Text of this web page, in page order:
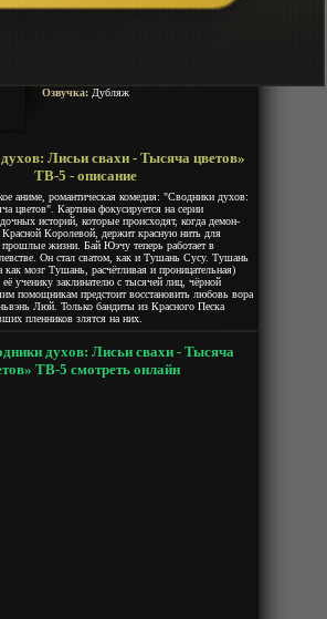
Озвучка: Дубляж
Лисьи свахи - Тысяча цветов»
ТВ-5 - описание
аниме, романтическая комедия: "Сводники духов:
цветов". Картина фокусируется на серии
историй, которые происходят, когда демон-
Королевой, держит красную нить для
жизни. Бай Юэчу теперь работает в
Он стал сватом, как и Тушань Сусу. Тушань
как мозг Тушань, расчётливая и проницательная)
ученику заклинателю с тысячей лиц, чёрной
помощникам предстоит восстановить любовь вора
Люй. Только бандиты из Красного Песка
пленников злятся на них.
духов: Лисьи свахи - Тысяча
ТВ-5 смотреть онлайн